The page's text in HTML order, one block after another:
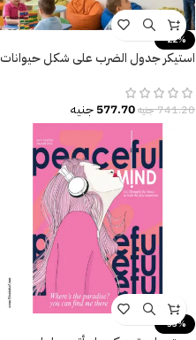
-22%
استيكر جدول الضرب على شكل حيوانات
741.20جنيه577.70جنيه
-53%